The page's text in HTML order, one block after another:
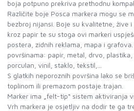
boja potpuno prekriva prethodnu
Različite boje Posca markera mogu se
bezbroj nijansi. Boje su kvalitetne, žive
kroz papir te su stoga ovi markeri
postera, zidnih reklama, mapa i
površinama: papir, metal, drvo, plastika,
porculan, vinil, staklo, tekstil,...
S glatkih neporoznih površina lako se
toplinom ili premazom postaje trajan.
Marker ima „felt-tip“ sistem aktiviranja
Vrh markera je osjetljiv na dodir te ga